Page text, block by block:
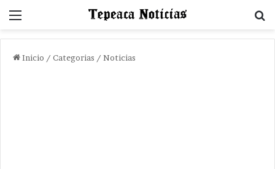
Menu
Inicio / Categorias / Noticias